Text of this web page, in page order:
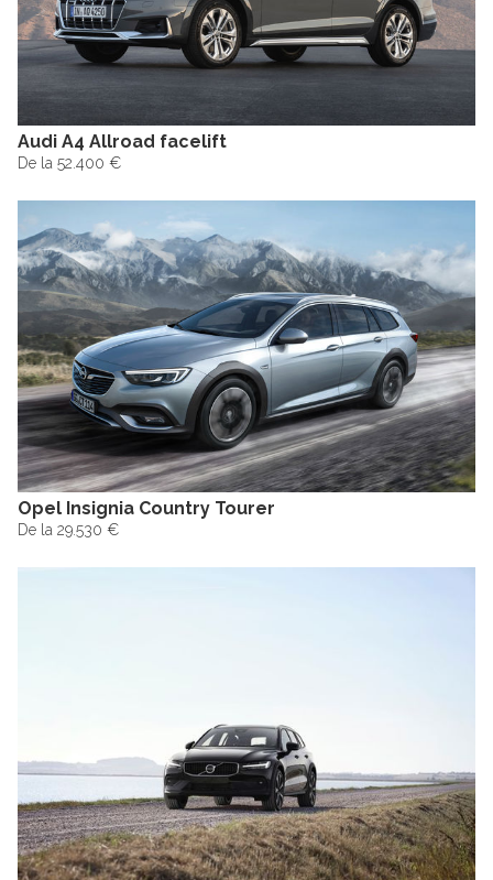
Audi A4 Allroad facelift
De la 52.400 €
Opel Insignia Country Tourer
De la 29.530 €